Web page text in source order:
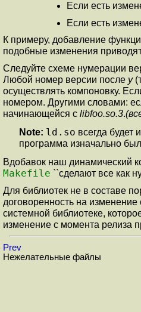
Если есть
Если есть
К примеру, добавление
подобные изменения
Следуйте схеме нумерации
Любой номер версии после y
осуществлять компоновку.
номером. Другими словами:
начинающейся с libfoo.so.3.
Note: ld.so всегда
программа изначально
Вдобавок наш динамический
Makefile ``сделают все как
Для библиотек не в составе
договоренность на
системной библиотеке,
изменение с момента релиза
Prev
Нежелательные файлы